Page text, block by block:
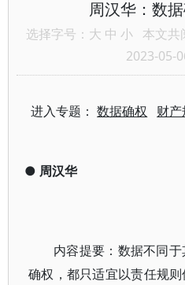
周汉华：数
选择字号： 大 中 小 本文共
2023-05-
进入专题：数据确权 财
● 周汉华
内容提要：数据不同
确权，都只适宜以责任规